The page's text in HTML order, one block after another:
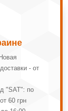
- от
"SAT": по
60 грн